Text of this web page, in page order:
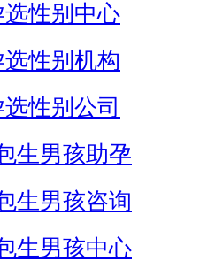
性别中心
性别机构
性别公司
生男孩助孕
生男孩咨询
生男孩中心